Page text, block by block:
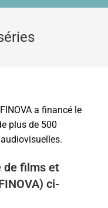
a financé le
plus de 500
de films et
ci-